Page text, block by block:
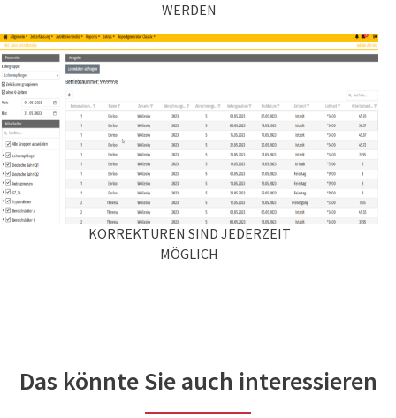
WERDEN
KORREKTUREN SIND JEDERZEIT
MÖGLICH
Das könnte Sie auch interessieren